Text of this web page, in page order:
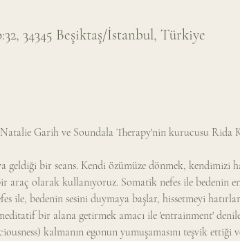
34345 Beşiktaş/İstanbul, Türkiye
Garih ve Soundala Therapy'nin kurucusu Rida
geldiği bir seans. Kendi özümüze dönmek, kendimizi
araç olarak kullanıyoruz. Somatik nefes ile bedenin
ile, bedenin sesini duymaya başlar, hissetmeyi
bir alana getirmek amacı ile 'entrainment'
kalmanın egonun yumuşamasını teşvik ettiği